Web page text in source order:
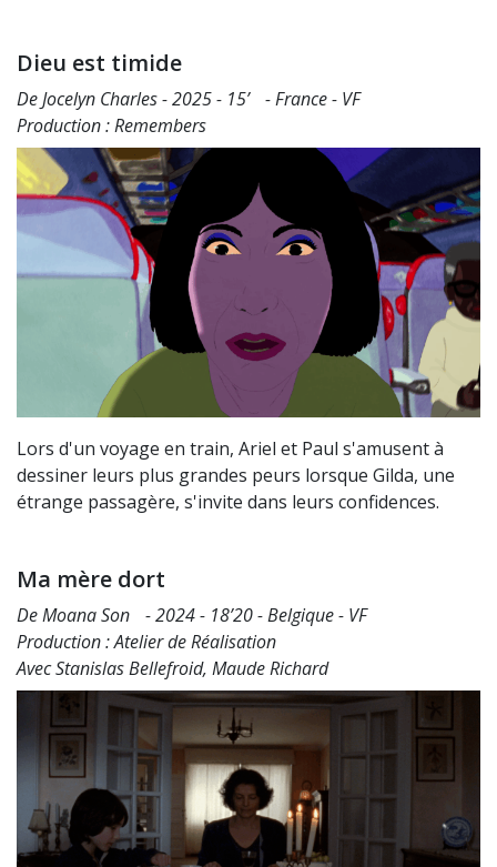
Dieu est timide
De Jocelyn Charles - 2025 - 15’ - France - VF
Production : Remembers
Lors d'un voyage en train, Ariel et Paul s'amusent à
dessiner leurs plus grandes peurs lorsque Gilda, une
étrange passagère, s'invite dans leurs confidences.
Ma mère dort
De Moana Son - 2024 - 18’20 - Belgique - VF
Production : Atelier de Réalisation
Avec Stanislas Bellefroid, Maude Richard